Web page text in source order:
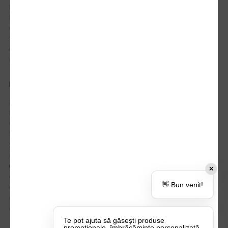
Istoric comenzi
Mostre si Conditii Retur Marfa
Cum comanzi
Termen de livrare
Costuri de livrare
Politica de returnare a produselor
UTILE
Despre Noi
Echipa Update Advertising
CSR si Implicare sociala
Branduri partenere
Suport dedicat si Intrebari frecvente
BLOG – Promo Tips&Tricks
Certificari si Sustenabilitate
Cariere la Update Advertising
CATALOAGE
Contactează-ne
✕
👋 Bun venit!
Te pot ajuta să găsești produse